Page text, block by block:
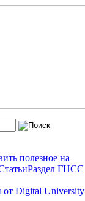
полезное на
Раздел ГНСС
от Digital University